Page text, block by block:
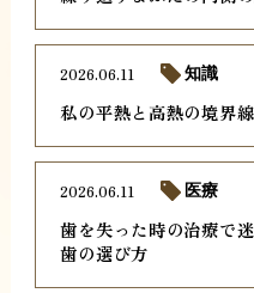
私の平熱と高熱の境界
2026.06.11 知識
歯を失った時の治療で
歯の選び方
2026.06.11 医療